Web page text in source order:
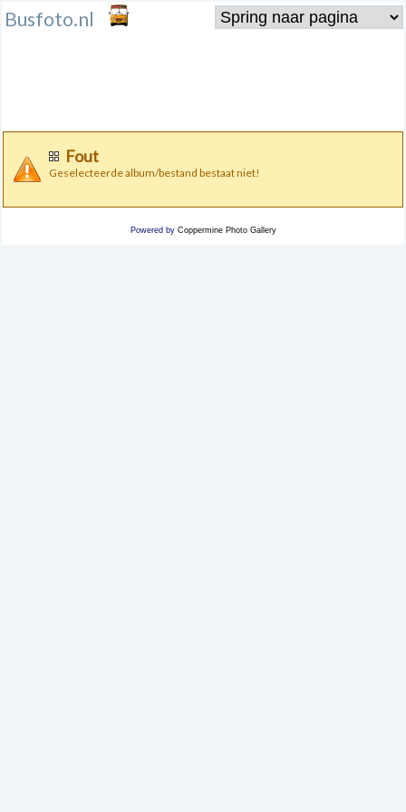
Busfoto.nl
Fout
Geselecteerde album/bestand bestaat niet!
Powered by Coppermine Photo Gallery